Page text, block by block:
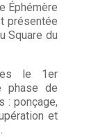
Éphémère
présentée
Square du
le 1er
phase de
: ponçage,
et